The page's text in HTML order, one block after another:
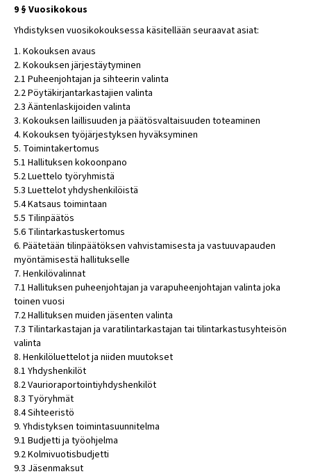
9 § Vuosikokous
Yhdistyksen vuosikokouksessa käsitellään seuraavat asiat:
1. Kokouksen avaus
2. Kokouksen järjestäytyminen
2.1 Puheenjohtajan ja sihteerin valinta
2.2 Pöytäkirjantarkastajien valinta
2.3 Ääntenlaskijoiden valinta
3. Kokouksen laillisuuden ja päätösvaltaisuuden toteaminen
4. Kokouksen työjärjestyksen hyväksyminen
5. Toimintakertomus
5.1 Hallituksen kokoonpano
5.2 Luettelo työryhmistä
5.3 Luettelot yhdyshenkilöistä
5.4 Katsaus toimintaan
5.5 Tilinpäätös
5.6 Tilintarkastuskertomus
6. Päätetään tilinpäätöksen vahvistamisesta ja vastuuvapauden
myöntämisestä hallitukselle
7. Henkilövalinnat
7.1 Hallituksen puheenjohtajan ja varapuheenjohtajan valinta joka
toinen vuosi
7.2 Hallituksen muiden jäsenten valinta
7.3 Tilintarkastajan ja varatilintarkastajan tai tilintarkastusyhteisön
valinta
8. Henkilöluettelot ja niiden muutokset
8.1 Yhdyshenkilöt
8.2 Vaurioraportointiyhdyshenkilöt
8.3 Työryhmät
8.4 Sihteeristö
9. Yhdistyksen toimintasuunnitelma
9.1 Budjetti ja työohjelma
9.2 Kolmivuotisbudjetti
9.3 Jäsenmaksut